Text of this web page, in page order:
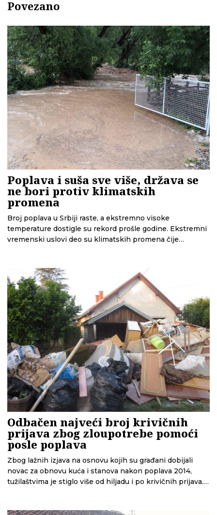
Povezano
Poplava i suša sve više, država se
ne bori protiv klimatskih
promena
Broj poplava u Srbiji raste, a ekstremno visoke
temperature dostigle su rekord prošle godine. Ekstremni
vremenski uslovi deo su klimatskih promena čije
treba da pomognu u borbi protiv klimatskih promena, a
Evropska unija ocenjuje da nema političke volje da se
hitno reaguje.
Odbačen najveći broj krivičnih
prijava zbog zloupotrebe pomoći
posle poplava
Zbog lažnih izjava na osnovu kojih su građani dobijali
novac za obnovu kuća i stanova nakon poplava 2014,
tužilaštvima je stiglo više od hiljadu i po krivičnih prijava.